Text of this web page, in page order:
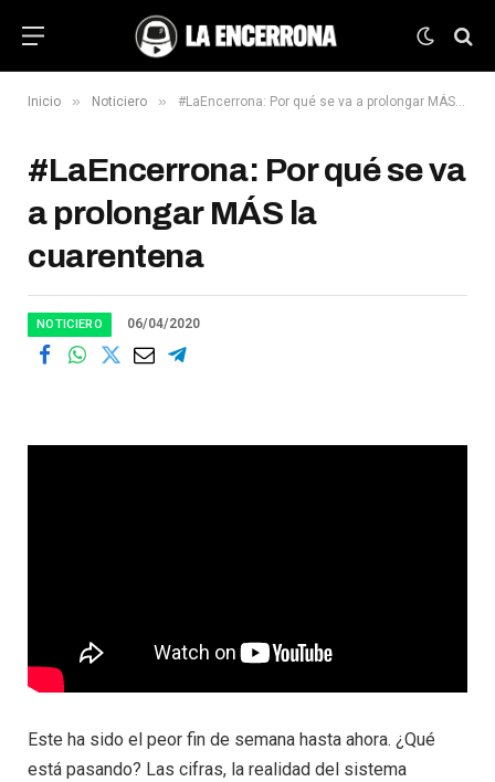
Inicio » Noticiero » #LaEncerrona: Por qué se va a prolongar MÁS la cuarentena
#LaEncerrona: Por qué se va
a prolongar MÁS la
cuarentena
NOTICIERO 06/04/2020
Este ha sido el peor fin de semana hasta ahora. ¿Qué
está pasando? Las cifras, la realidad del sistema